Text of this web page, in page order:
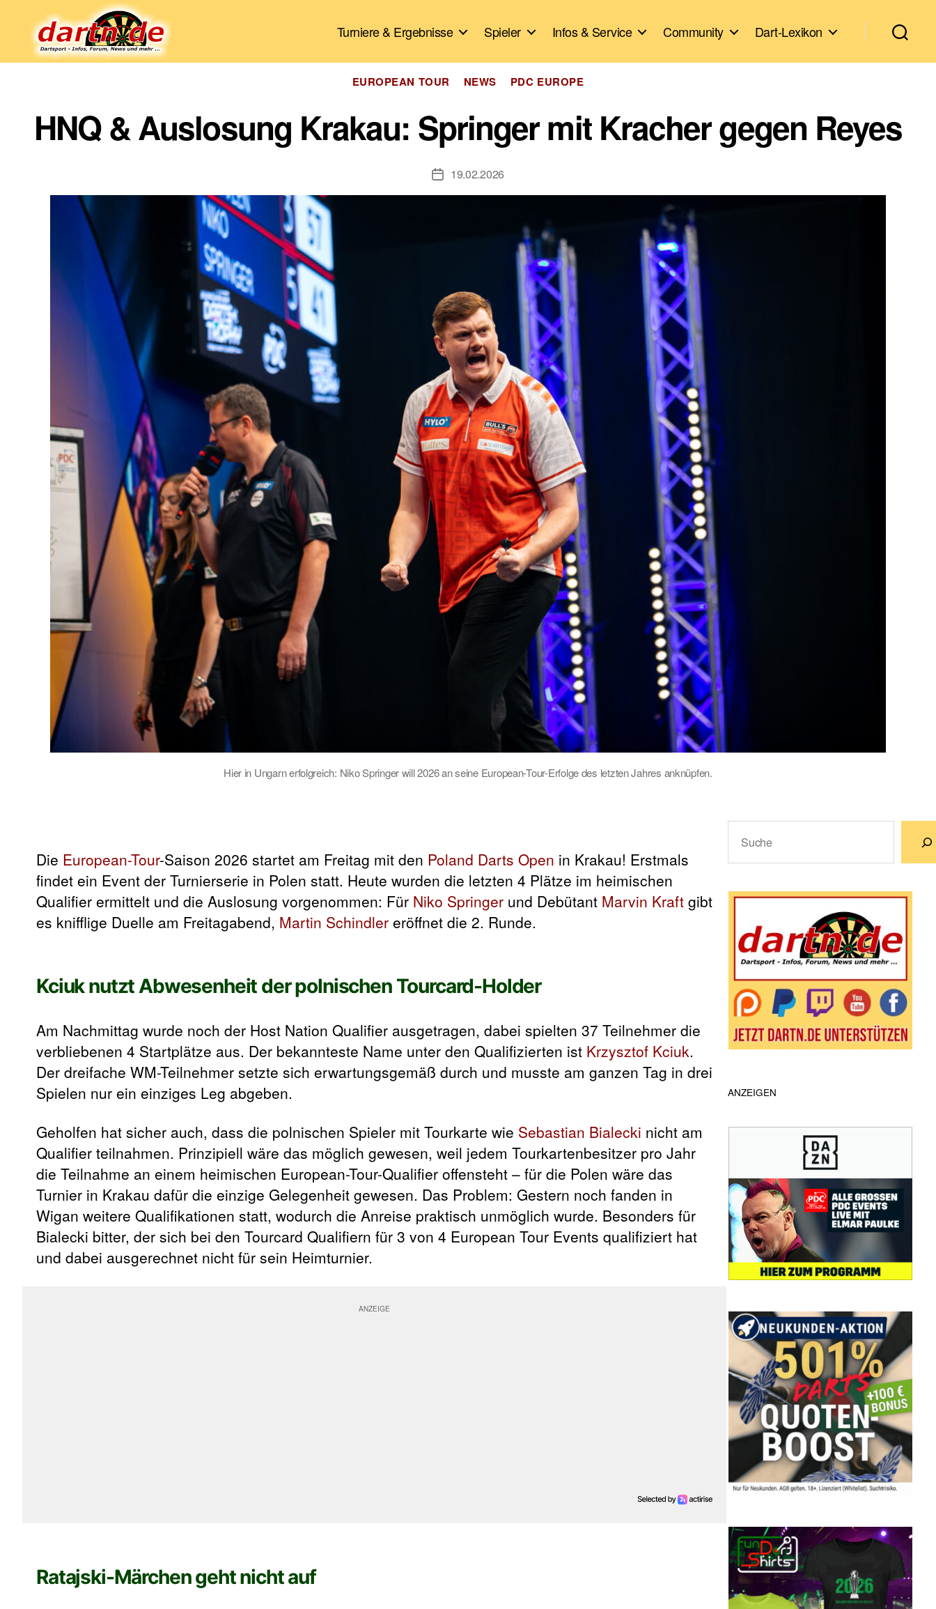
Turniere & Ergebnisse Spieler Infos & Service Community Dart-Lexikon
Kategorien
EUROPEAN TOUR NEWS PDC EUROPE
HNQ & Auslosung Krakau: Springer mit Kracher gegen Reyes
Veröffentlichungsdatum
19.02.2026
Hier in Ungarn erfolgreich: Niko Springer will 2026 an seine European-Tour-Erfolge des letzten Jahres anknüpfen.
Die European-Tour-Saison 2026 startet am Freitag mit den Poland Darts Open in Krakau! Erstmals
findet ein Event der Turnierserie in Polen statt. Heute wurden die letzten 4 Plätze im heimischen
Qualifier ermittelt und die Auslosung vorgenommen: Für Niko Springer und Debütant Marvin Kraft gibt
es knifflige Duelle am Freitagabend, Martin Schindler eröffnet die 2. Runde.
Kciuk nutzt Abwesenheit der polnischen Tourcard-Holder
Am Nachmittag wurde noch der Host Nation Qualifier ausgetragen, dabei spielten 37 Teilnehmer die
verbliebenen 4 Startplätze aus. Der bekannteste Name unter den Qualifizierten ist Krzysztof Kciuk.
Der dreifache WM-Teilnehmer setzte sich erwartungsgemäß durch und musste am ganzen Tag in drei
Spielen nur ein einziges Leg abgeben.
Geholfen hat sicher auch, dass die polnischen Spieler mit Tourkarte wie Sebastian Bialecki nicht am
Qualifier teilnahmen. Prinzipiell wäre das möglich gewesen, weil jedem Tourkartenbesitzer pro Jahr
die Teilnahme an einem heimischen European-Tour-Qualifier offensteht – für die Polen wäre das
Turnier in Krakau dafür die einzige Gelegenheit gewesen. Das Problem: Gestern noch fanden in
Wigan weitere Qualifikationen statt, wodurch die Anreise praktisch unmöglich wurde. Besonders für
Bialecki bitter, der sich bei den Tourcard Qualifiern für 3 von 4 European Tour Events qualifiziert hat
und dabei ausgerechnet nicht für sein Heimturnier.
Ratajski-Märchen geht nicht auf
ANZEIGEN